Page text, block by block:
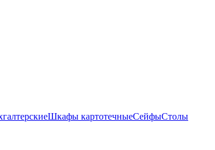
Шкафы картотечныеСейфыСтолы